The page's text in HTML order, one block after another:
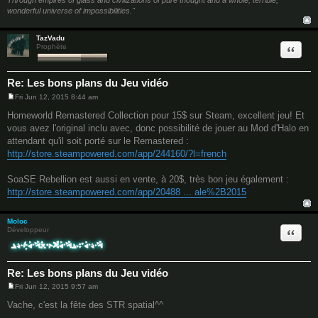
wonderful universe of impossibilities."
TazVadu
Prophète
Re: Les bons plans du Jeu vidéo
Quote
s
t
Fri Jun 12, 2015 8:44 am
Homeworld Remastered Collection pour 15$ sur Steam, excellent jeu! Et
vous avez l'original inclu avec, donc possibilité de jouer au Mod d'Halo en
attendant qu'il soit porté sur le Remastered :
http://store.steampowered.com/app/244160/?l=french
SoaSE Rebellion est aussi en vente, à 20$, très bon jeu également :
http://store.steampowered.com/app/20488 ... ale%2B2015
Moloc
Développeur
Re: Les bons plans du Jeu vidéo
Quote
o
s
Fri Jun 12, 2015 9:57 am
Vache, c'est la fête des STR spatial^^